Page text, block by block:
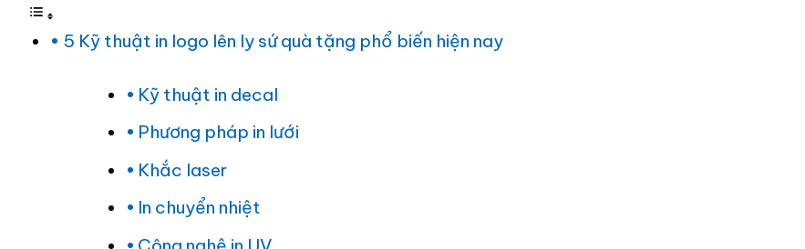
5 Kỹ thuật in logo lên ly sứ quà tặng phổ biến hiện nay
Kỹ thuật in decal
Phương pháp in lưới
Khắc laser
In chuyển nhiệt